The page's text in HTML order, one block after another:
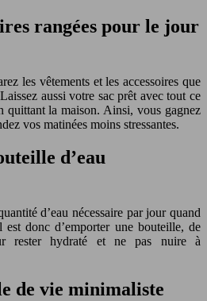
rangées pour le jour
les vêtements et les accessoires que
aussi votre sac prêt avec tout ce
quittant la maison. Ainsi, vous gagnez
vos matinées moins stressantes.
d’eau
d’eau nécessaire par jour quand
donc d’emporter une bouteille, de
rester hydraté et ne pas nuire à
de vie minimaliste